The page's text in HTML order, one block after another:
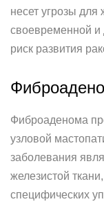
несет угрозы
своевременной и
риск развития
Фиброаденома
узловой
заболевания
железистой
специфических